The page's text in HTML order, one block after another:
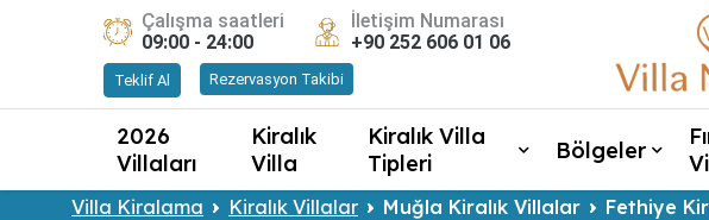
Çalışma saatleri
09:00 - 24:00
İletişim Numarası
+90 252 606 01 06
Teklif Al Rezervasyon Takibi
2026
Villaları
Kiralık
Villa
Kiralık Villa
Tipleri
Bölgeler
Villa Kiralama Kiralık Villalar Muğla Kiralık Villalar Fethiye